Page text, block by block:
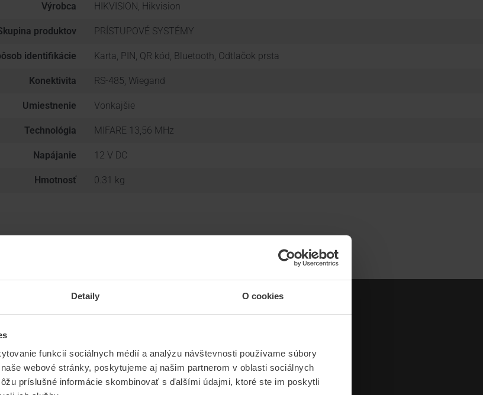
Detaily O cookies
funkcií sociálnych médií a analýzu návštevnosti používame súbory
webové stránky, poskytujeme aj našim partnerom v oblasti sociálnych
príslušné informácie skombinovať s ďalšími údajmi, ktoré ste im poskytli
Výrobca HIKVISION, Hikvision
produktov PRÍSTUPOVÉ SYSTÉMY
identifikácie Karta, PIN, QR kód, Bluetooth, Odtlačok prsta
Konektivita RS-485, Wiegand
Umiestnenie Vonkajšie
Technológia MIFARE 13,56 MHz
Napájanie 12 V DC
Hmotnosť 0.31 kg